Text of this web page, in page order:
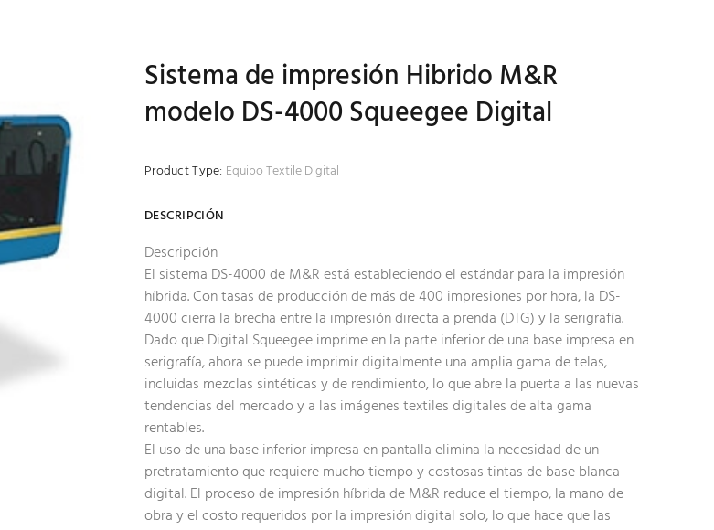
Sistema de impresión Hibrido M&R
modelo DS-4000 Squeegee Digital
Product Type: Equipo Textile Digital
DESCRIPCIÓN
Descripción
El sistema DS-4000 de M&R está estableciendo el estándar para la impresión
híbrida. Con tasas de producción de más de 400 impresiones por hora, la DS-
4000 cierra la brecha entre la impresión directa a prenda (DTG) y la serigrafía.
Dado que Digital Squeegee imprime en la parte inferior de una base impresa en
serigrafía, ahora se puede imprimir digitalmente una amplia gama de telas,
incluidas mezclas sintéticas y de rendimiento, lo que abre la puerta a las nuevas
tendencias del mercado y a las imágenes textiles digitales de alta gama
rentables.
El uso de una base inferior impresa en pantalla elimina la necesidad de un
pretratamiento que requiere mucho tiempo y costosas tintas de base blanca
digital. El proceso de impresión híbrida de M&R reduce el tiempo, la mano de
obra y el costo requeridos por la impresión digital solo, lo que hace que las